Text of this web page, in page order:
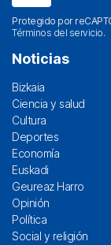
Protegido por
Términos del servicio.
Noticias
Bizkaia
Ciencia y salud
Cultura
Deportes
Economía
Euskadi
Geureaz Harro
Opinión
Política
Social y religión